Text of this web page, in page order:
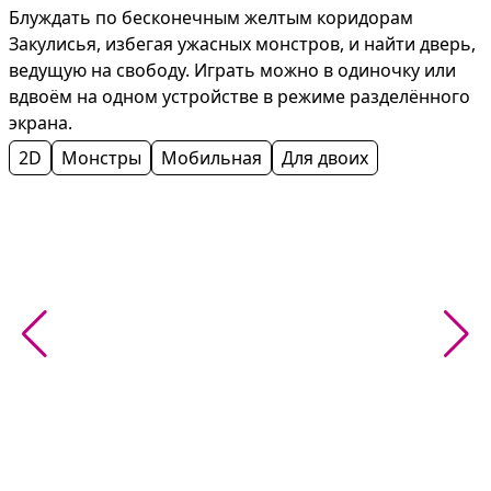
Блуждать по бесконечным желтым коридорам
Закулисья, избегая ужасных монстров, и найти дверь,
ведущую на свободу. Играть можно в одиночку или
вдвоём на одном устройстве в режиме разделённого
экрана.
2D
Монстры Мобильная Для двоих